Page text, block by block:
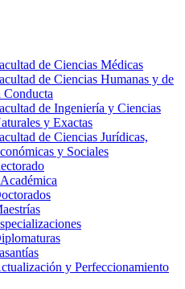
de Ciencias Médicas
de Ciencias Humanas y de
Conducta
de Ingeniería y Ciencias
y Exactas
de Ciencias Jurídicas,
y Sociales
y Perfeccionamiento